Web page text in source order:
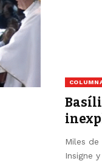
Miles de
Insigne